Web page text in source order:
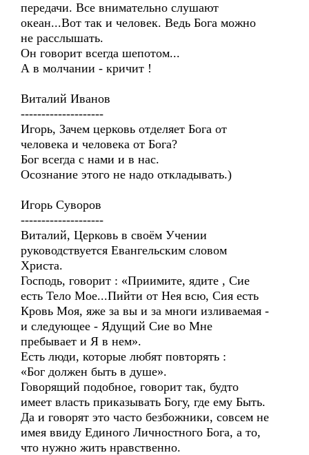
передачи. Все внимательно слушают
океан...Вот так и человек. Ведь Бога можно
не расслышать.
Он говорит всегда шепотом...
А в молчании - кричит !
Виталий Иванов
--------------------
Игорь, Зачем церковь отделяет Бога от
человека и человека от Бога?
Бог всегда с нами и в нас.
Осознание этого не надо откладывать.)
Игорь Суворов
--------------------
Виталий, Церковь в своём Учении
руководствуется Евангельским словом
Христа.
Господь, говорит : «Приимите, ядите , Сие
есть Тело Мое...Пийти от Нея всю, Сия есть
Кровь Моя, яже за вы и за многи изливаемая -
и следующее - Ядущий Сие во Мне
пребывает и Я в нем».
Есть люди, которые любят повторять :
«Бог должен быть в душе».
Говорящий подобное, говорит так, будто
имеет власть приказывать Богу, где ему Быть.
Да и говорят это часто безбожники, совсем не
имея ввиду Единого Личностного Бога, а то,
что нужно жить нравственно.